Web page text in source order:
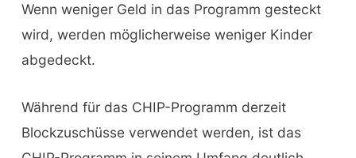
Wenn weniger Geld in das Programm gesteckt
wird, werden möglicherweise weniger Kinder
abgedeckt.
Während für das CHIP-Programm derzeit
Blockzuschüsse verwendet werden, ist das